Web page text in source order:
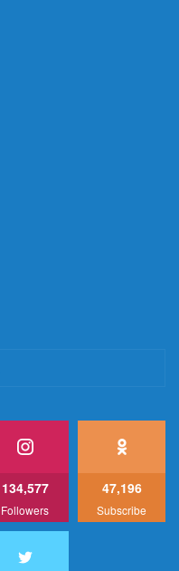
134,577
Followers
47,196
Subscribe